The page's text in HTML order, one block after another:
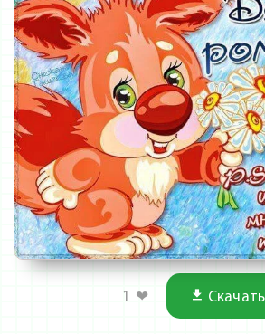
1 ❤ Скачать